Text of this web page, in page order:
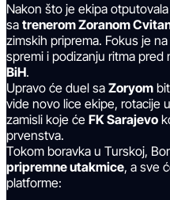
Nakon što je ekipa
sa trenerom Zoranom
zimskih priprema. Fokus je
spremi i podizanju ritma pred
BiH.
Upravo će duel sa Zoryom
vide novo lice ekipe, rotacije
zamisli koje će FK Sarajevo
prvenstva.
Tokom boravka u Turskoj,
pripremne utakmice, a sve
platforme: